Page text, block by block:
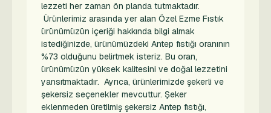
lezzeti her zaman ön planda tutmaktadır.
Ürünlerimiz arasında yer alan Özel Ezme Fıstık
ürünümüzün içeriği hakkında bilgi almak
istediğinizde, ürünümüzdeki Antep fıstığı oranının
%73 olduğunu belirtmek isteriz. Bu oran,
ürünümüzün yüksek kalitesini ve doğal lezzetini
yansıtmaktadır. Ayrıca, ürünlerimizde şekerli ve
şekersiz seçenekler mevcuttur. Şeker
eklenmeden üretilmiş şekersiz Antep fıstığı,